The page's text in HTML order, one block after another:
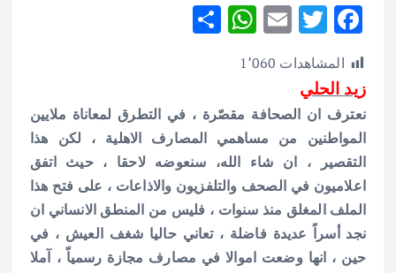
F
ac
e
b
o
o
k
T
w
it
te
r
E
m
ai
l
W
s
A
p
p
e
المشاهدات 1٬060
زيد الحلي
نعترف ان الصحافة مقصّرة ، في التطرق لمعاناة ملايين
المواطنين من مساهمي المصارف الاهلية ، لكن هذا
التقصير ، ان شاء الله، سنعوضه لاحقا ، حيث اتفق
اعلاميون في الصحف والتلفزيون والاذاعات ، على فتح هذا
الملف المغلق منذ سنوات ، فليس من المنطق الانساني ان
نجد أسراً عديدة فاضلة ، تعاني حاليا شغف العيش ، في
حين ، انها وضعت اموالا في مصارف مجازة رسمياّ ، آملا